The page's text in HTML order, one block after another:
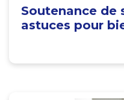
Soutenance de
astuces pour